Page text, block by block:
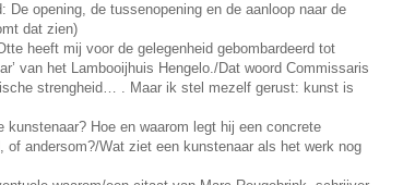
De opening, de tussenopening en de aanloop naar de
dat zien)
heeft mij voor de gelegenheid gebombardeerd tot
van het Lambooijhuis Hengelo./Dat woord Commissaris
strengheid… . Maar ik stel mezelf gerust: kunst is
kunstenaar? Hoe en waarom legt hij een concrete
of andersom?/Wat ziet een kunstenaar als het werk nog